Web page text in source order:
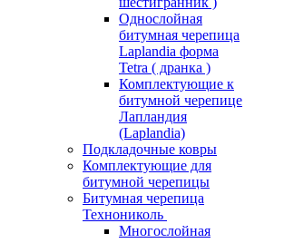
Однослойная
битумная черепица
Laplandia форма
Tetra ( дранка )
Комплектующие к
битумной черепице
Лапландия
(Laplandia)
Подкладочные ковры
Комплектующие для
битумной черепицы
Битумная черепица
Технониколь
Многослойная